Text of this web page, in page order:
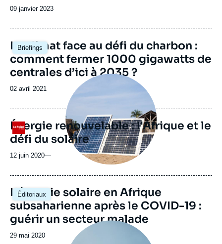
Date
publication
09 janvier 2023
Briefings
Image
principale
Le climat face au défi du charbon :
comment fermer 1000 gigawatts de
centrales d’ici à 2035 ?
Date
publication
02 avril 2021
Logo
Image
principale
médiatique
Énergie renouvelable : l'Afrique et le
défi du solaire
12 juin 2020—
Éditoriaux
Image
principale
L’énergie solaire en Afrique
subsaharienne après le COVID-19 :
guérir un secteur malade
Date
29 mai 2020
Image
principale